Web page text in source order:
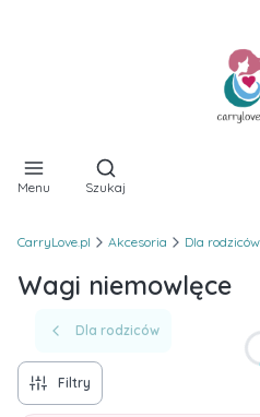
Menu
Otwórz wyszukiwarkę
Szukaj
CarryLove.pl Akcesoria Dla rodziców
Wagi niemowlęce
Dla rodziców
Filtry